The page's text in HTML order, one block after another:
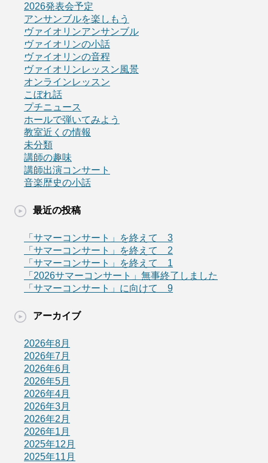
2026発表会予定
アンサンブルを楽しもう
ヴァイオリンアンサンブル
ヴァイオリンの小話
ヴァイオリンの音程
ヴァイオリンレッスン風景
オンラインレッスン
こぼれ話
プチニュース
ホールで弾いてみよう
教室近くの情報
未分類
講師の趣味
講師出演コンサート
音楽歴史の小話
最近の投稿
「サマーコンサート」を終えて 3
「サマーコンサート」を終えて 2
「サマーコンサート」を終えて 1
「2026サマーコンサート」無事終了しました
「サマーコンサート」に向けて 9
アーカイブ
2026年8月
2026年7月
2026年6月
2026年5月
2026年4月
2026年3月
2026年2月
2026年1月
2025年12月
2025年11月